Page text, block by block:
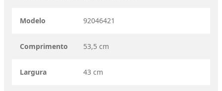
Modelo 92046421
Comprimento 53,5 cm
Largura 43 cm